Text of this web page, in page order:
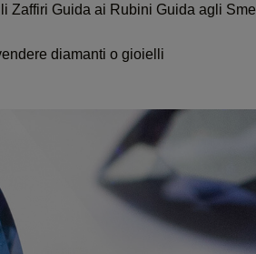
Zaffiri Guida ai Rubini Guida agli
diamanti o gioielli